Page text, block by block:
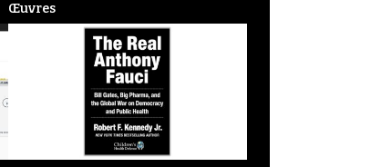
Œuvres